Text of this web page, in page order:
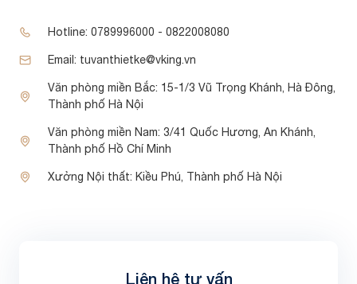
Hotline: 0789996000 - 0822008080
Email: tuvanthietke@vking.vn
Văn phòng miền Bắc: 15-1/3 Vũ Trọng Khánh, Hà Đông,
Thành phố Hà Nội
Văn phòng miền Nam: 3/41 Quốc Hương, An Khánh,
Thành phố Hồ Chí Minh
Xưởng Nội thất: Kiều Phú, Thành phố Hà Nội
Liên hệ tự vấn